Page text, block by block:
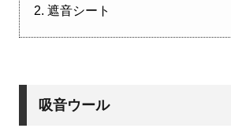
遮音シート
吸音ウール